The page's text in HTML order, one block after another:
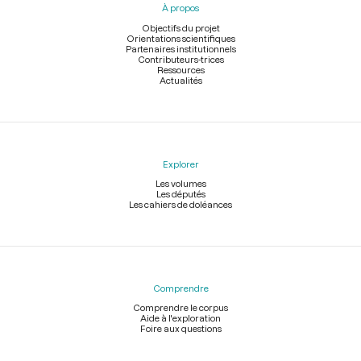
À propos
Objectifs du projet
Orientations scientifiques
Partenaires institutionnels
Contributeurs-trices
Ressources
Actualités
Explorer
Les volumes
Les députés
Les cahiers de doléances
Comprendre
Comprendre le corpus
Aide à l'exploration
Foire aux questions